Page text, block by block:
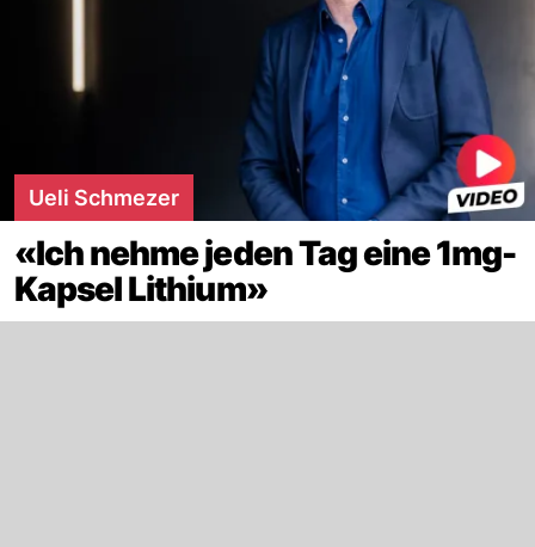
Ueli Schmezer
«Ich nehme jeden Tag eine 1mg-
Kapsel Lithium»